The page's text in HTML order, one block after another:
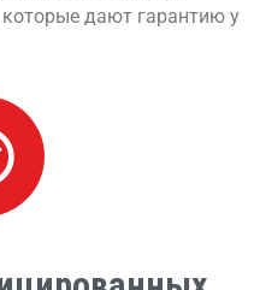
дают гарантию у